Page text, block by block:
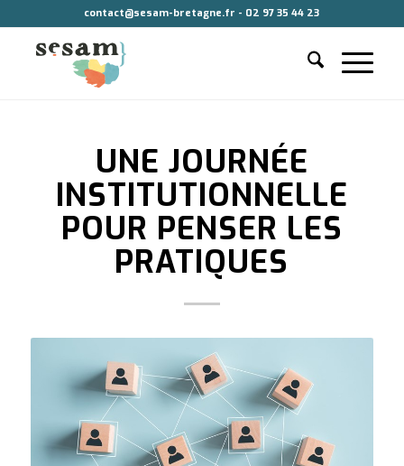
contact@sesam-bretagne.fr - 02 97 35 44 23
UNE JOURNÉE
INSTITUTIONNELLE
POUR PENSER LES
PRATIQUES